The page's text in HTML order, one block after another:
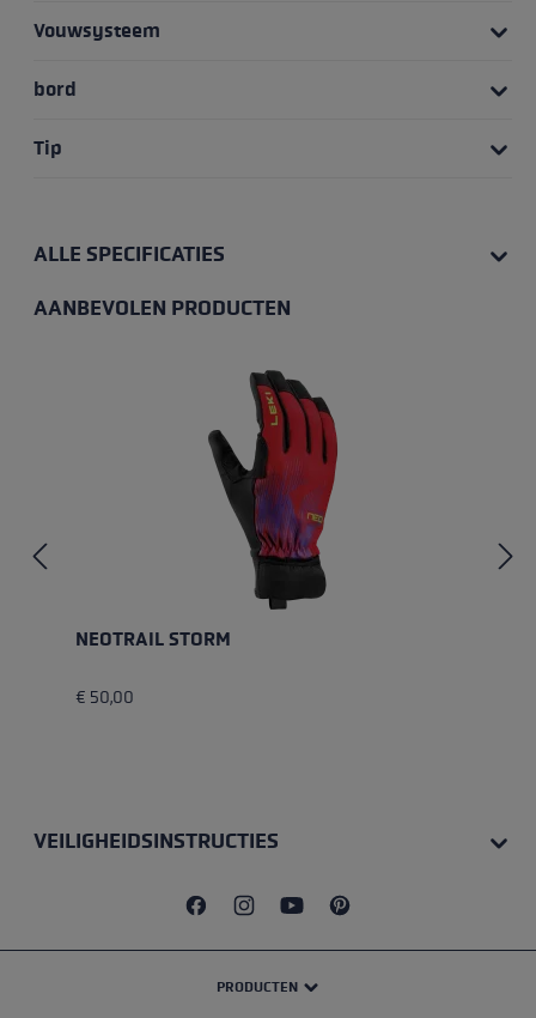
Vouwsysteem
bord
Tip
ALLE SPECIFICATIES
AANBEVOLEN PRODUCTEN
NEOTRAIL STORM
€ 50,00
VEILIGHEIDSINSTRUCTIES
PRODUCTEN